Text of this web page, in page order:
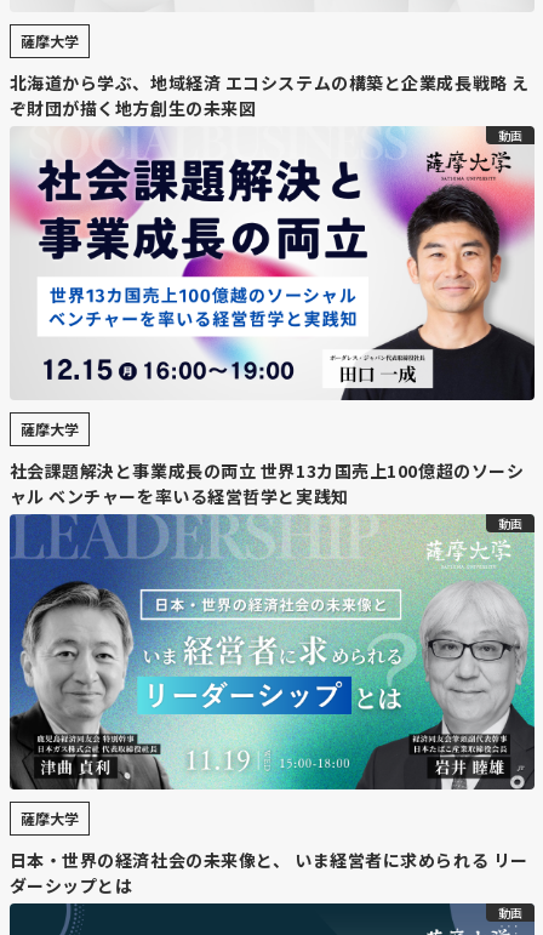
数百億円規模の投資と国への支援要請
整備費は数百億円以上と見込まれ、段階的に建設を進める
予定。小田切社長は「北海道全体の事業」と位置付け、国
や道のさらなる支援が不可欠だと強調している。
・ 将来的な道東沿岸への拡張構想
大樹町内の用地が限られるため、完成後は釧路管内を含む
道東沿岸地域に発射場を拡張する可能性も示された。スペ
ースコタンは「アジアの商業宇宙港」としての地位確立を
目指し、海外ロケット開発企業の誘致を進めている。
【コメント】
現在、インターステラテクノロジズの人工衛星用ロケット
「ZERO」（全長32メートル）の発射場「LC1」の整備を
進めていますが、それ以上の発射場を準備するとの事。先
日は台湾企業からのロケットの打ち上げ実施をしました
が、本格的な宇宙港としてのビジョンですね。国や企業の
後押しも拡大していってるので道の強力体制ももっと強化
していく必要がありますね。
【北海道ニュース】伸びるチーズ需要
「北海道発」で攻勢 乳業大手、新商品
開発や設備強化も
https://www.hokkaido-
np.co.jp/article/1216328/
【要約】
薩摩大学
北海道から学ぶ、地域経済 エコシステムの構築と企業成長戦略 え
ぞ財団が描く地方創生の未来図
動画
薩摩大学
社会課題解決と事業成長の両立 世界13カ国売上100億超のソーシ
ャル ベンチャーを率いる経営哲学と実践知
動画
薩摩大学
日本・世界の経済社会の未来像と、 いま経営者に求められる リー
ダーシップとは
動画